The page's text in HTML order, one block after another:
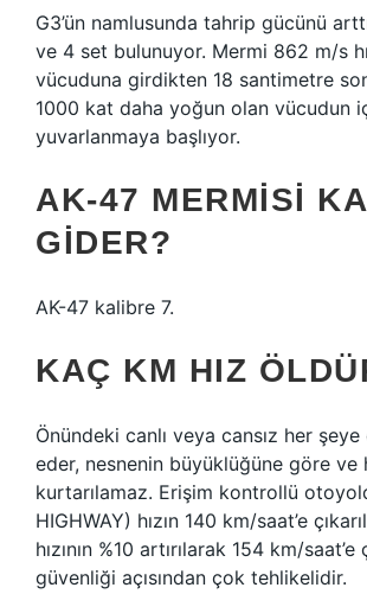
G3’ün namlusunda tahrip gücünü
ve 4 set bulunuyor. Mermi 862 m/s
vücuduna girdikten 18 santimetre
1000 kat daha yoğun olan vücudun
yuvarlanmaya başlıyor.
AK-47 MERMISI
GIDER?
AK-47 kalibre 7.
KAÇ KM HIZ
Önündeki canlı veya cansız her
eder, nesnenin büyüklüğüne göre ve
kurtarılamaz. Erişim kontrollü
HIGHWAY) hızın 140 km/saat’e
hızının %10 artırılarak 154 km/saat’e
güvenliği açısından çok tehlikelidir.